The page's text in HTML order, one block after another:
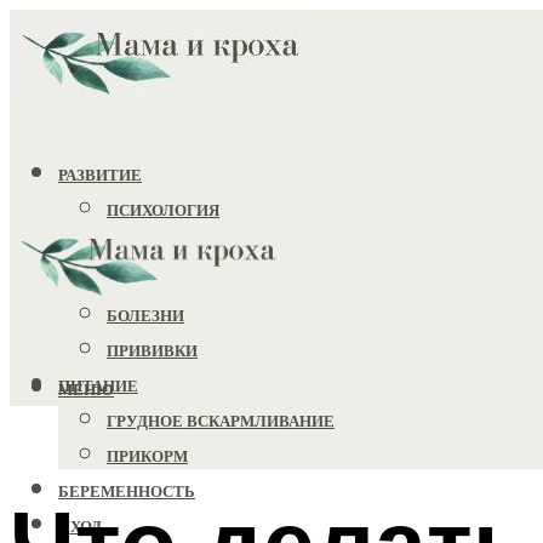
РАЗВИТИЕ
ПСИХОЛОГИЯ
ИГРУШКИ
ЗДОРОВЬЕ
БОЛЕЗНИ
ПРИВИВКИ
ПИТАНИЕ
ГРУДНОЕ ВСКАРМЛИВАНИЕ
ПРИКОРМ
БЕРЕМЕННОСТЬ
УХОД
МЕНЮ